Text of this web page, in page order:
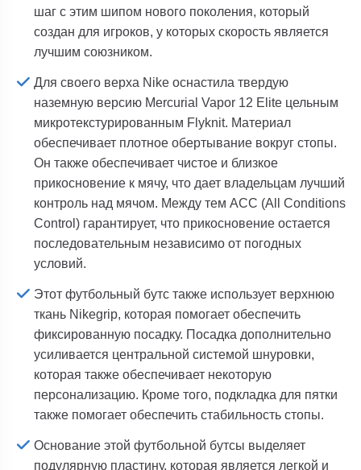
шаг с этим шипом нового поколения, который
создан для игроков, у которых скорость является
лучшим союзником.
Для своего верха Nike оснастила твердую
наземную версию Mercurial Vapor 12 Elite цельным
микротекстурированным Flyknit. Материал
обеспечивает плотное обертывание вокруг стопы.
Он также обеспечивает чистое и близкое
прикосновение к мячу, что дает владельцам лучший
контроль над мячом. Между тем ACC (All Conditions
Control) гарантирует, что прикосновение остается
последовательным независимо от погодных
условий.
Этот футбольный бутс также использует верхнюю
ткань Nikegrip, которая помогает обеспечить
фиксированную посадку. Посадка дополнительно
усиливается центральной системой шнуровки,
которая также обеспечивает некоторую
персонализацию. Кроме того, подкладка для пятки
также помогает обеспечить стабильность стопы.
Основание этой футбольной бутсы выделяет
подулярную пластину, которая является легкой и